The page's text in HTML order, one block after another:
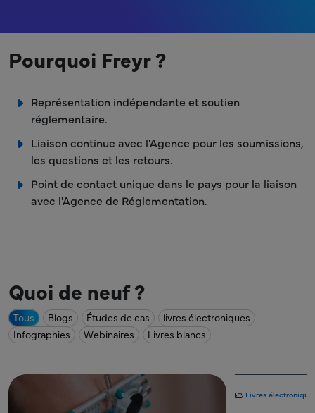
Pourquoi Freyr ?
Représentation indépendante et soutien
réglementaire.
Liaison continue avec l'Agence pour les soumissions,
les questions et les retours.
Point de contact unique dans le pays pour la liaison
avec l'Agence de Réglementation.
Quoi de neuf ?
Tous Blogs Études de cas
livres électroniques
Infographies
Webinaires Livres blancs
Livres